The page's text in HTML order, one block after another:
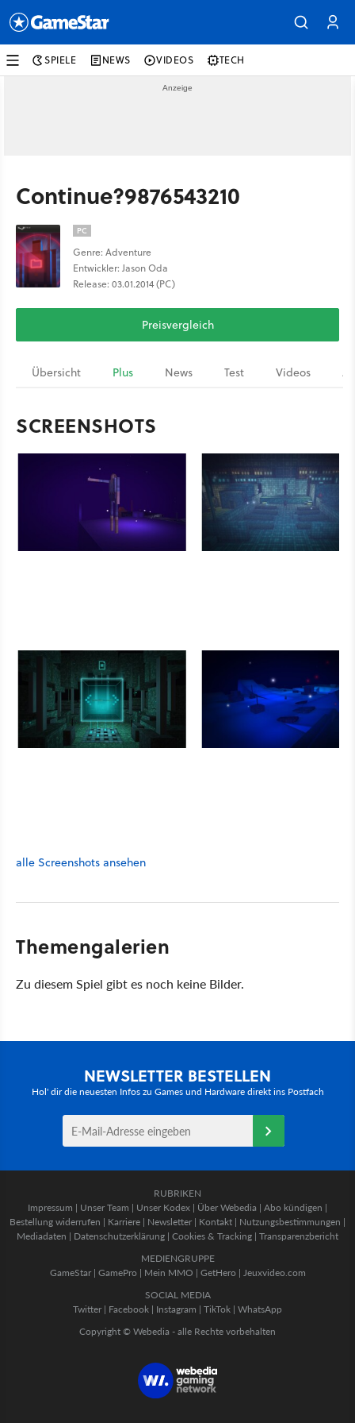
SPIELE NEWS VIDEOS TECH
Continue?9876543210
PC
Genre: Adventure
Entwickler: Jason Oda
Release: 03.01.2014 (PC)
Preisvergleich
Übersicht Plus News Test Videos
SCREENSHOTS
alle Screenshots ansehen
Themengalerien
Zu diesem Spiel gibt es noch keine Bilder.
NEWSLETTER BESTELLEN
Hol' dir die neuesten Infos zu Games und Hardware direkt ins Postfach
RUBRIKEN
Impressum | Unser Team | Unser Kodex | Über Webedia | Abo kündigen |
Bestellung widerrufen | Karriere | Newsletter | Kontakt | Nutzungsbestimmungen |
Mediadaten | Datenschutzerklärung | Cookies & Tracking | Transparenzbericht
MEDIENGRUPPE
GameStar| GamePro | Mein MMO | GetHero | Jeuxvideo.com
SOCIAL MEDIA
Twitter | Facebook | Instagram | TikTok | WhatsApp
Copyright © Webedia - alle Rechte vorbehalten